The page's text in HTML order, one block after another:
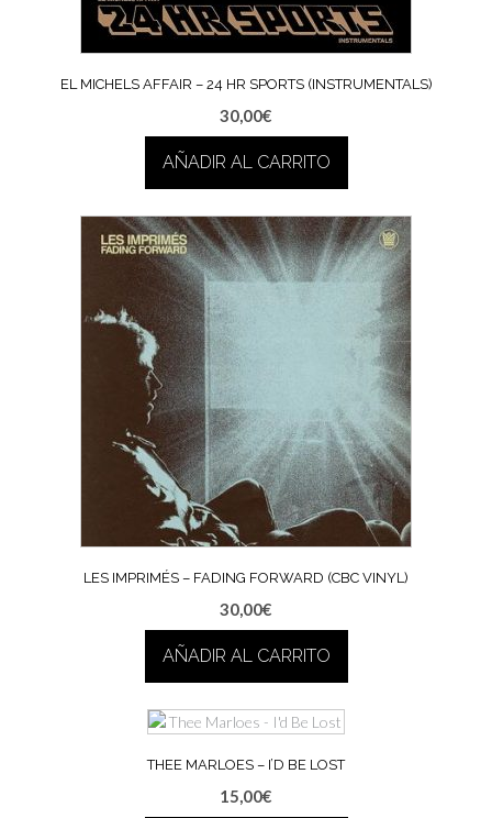
EL MICHELS AFFAIR – 24 HR SPORTS (INSTRUMENTALS)
30,00€
AÑADIR AL CARRITO
LES IMPRIMÉS – FADING FORWARD (CBC VINYL)
30,00€
AÑADIR AL CARRITO
THEE MARLOES – I’D BE LOST
15,00€